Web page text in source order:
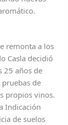
remonta a los
Casla decidió
25 años de
de
propios vinos.
Indicación
de suelos